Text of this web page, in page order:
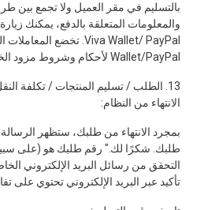
بالتسليم في مقر العميل ولا تجمع بين
والمعلومات المتعلقة بالدفع، يمكنك
Wallet/PayPal لأحكام وشروط مزود الخدمة.
13. الطلب / تسليم المنتجات / تكلفة النقل
الانتهاء من النظام:
بمجرد الانتهاء من طلبك، ستظهر الرسالة
التحقق من رسائل البريد الإلكتروني
تأكيد عبر البريد الإلكتروني تحتوي على